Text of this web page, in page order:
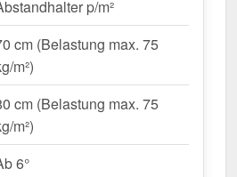
um dieNutzbreite von 98
wird.
können die Lichtplatten
| Sparpaket bestellen –
– bestellen Sie jetzt und
p/m²
cm (Belastung max. 75
m²)
cm (Belastung max. 75
m²)
6°